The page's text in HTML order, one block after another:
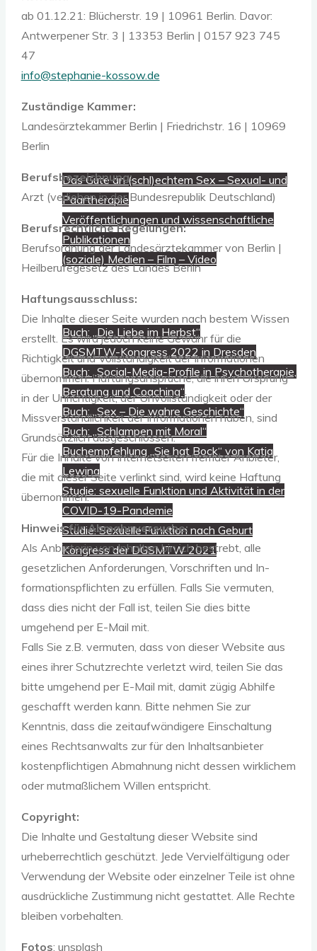
Beratung, Coaching, Supervision
Über mich
Das Gute an (schl)echtem Sex – Sexual- und
Paartherapie
Veröffentlichungen und wissenschaftliche
Publikationen
(soziale) Medien – Film – Video
Sammlung
Buch: „Die Liebe im Herbst“
DGSMTW-Kongress 2022 in Dresden
Buch: „Social-Media-Profile in Psychotherapie,
Beratung und Coaching“
Buch: „Sex – Die wahre Geschichte“
Buch: „Schlampen mit Moral“
Buchempfehlung „Sie hat Bock“ von Katja
Lewina
Studie: sexuelle Funktion und Aktivität in der
COVID-19-Pandemie
Studie: Sexuelle Funktion nach Geburt
Kongress der DGSMTW 2021
ab 01.12.21: Blücherstr. 19 | 10961 Berlin. Davor:
Antwerpener Str. 3 | 13353 Berlin | 0157 923 745
47
info@stephanie-kossow.de
Zuständige Kammer:
Landesärztekammer Berlin | Friedrichstr. 16 | 10969
Berlin
Berufsbezeichnung:
Arzt (verliehen in der Bundesrepublik Deutschland)
Berufsrechtliche Regelungen:
Berufsordnung der Landesärztekammer von Berlin |
Heilberufegesetz des Landes Berlin
Haftungsausschluss:
Die Inhalte dieser Seite wurden nach bestem Wissen
erstellt. Es wird jedoch keine Gewähr für die
Richtigkeit und Vollständigkeit der Informationen
übernommen. Haftungsansprüche, die ihren Ur­sprung
in der Unrichtigkeit, der Unvollständigkeit oder der
Missverständlichkeit der Informationen haben, sind
Grundsätzlich ausgeschlossen.
Für die Inhalte von Internetseiten fremder Anbieter,
die mit dieser Seite verlinkt sind, wird keine Haftung
übernommen.
Hinweis für Abmahnversuche:
Als Anbieterin von Inhalten bin ich bestrebt, alle
gesetzlichen Anforderungen, Vorschriften und In­
formations­pflichten zu erfüllen. Falls Sie vermuten,
dass dies nicht der Fall ist, teilen Sie dies bitte
umgehend per E-Mail mit.
Falls Sie z.B. vermuten, dass von dieser Website aus
eines ihrer Schutzrechte verletzt wird, teilen Sie das
bitte umgehend per E-Mail mit, damit zügig Abhilfe
geschafft werden kann. Bitte nehmen Sie zur
Kenntnis, dass die zeitaufwändigere Einschaltung
eines Rechtsanwalts zur für den Inhaltsanbieter
kostenpflichtigen Abmahnung nicht dessen wirklichem
oder mutmaßlichem Willen entspricht.
Copyright:
Die Inhalte und Gestaltung dieser Website sind
urheberrechtlich geschützt. Jede Vervielfältigung oder
Verwendung der Website oder einzelner Teile ist ohne
ausdrückliche Zustimmung nicht ge­stattet. Alle Rechte
bleiben vorbehalten.
Fotos: unsplash